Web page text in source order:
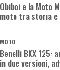
Obiboi e la Moto
moto tra storia
MOTO
Benelli BKX 125:
in due versioni,